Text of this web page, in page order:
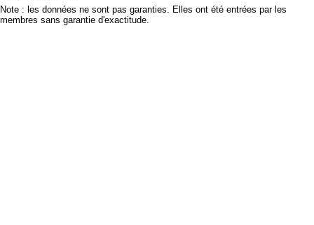
Note : les données ne sont pas garanties. Elles ont été entrées par les
membres sans garantie d'exactitude.